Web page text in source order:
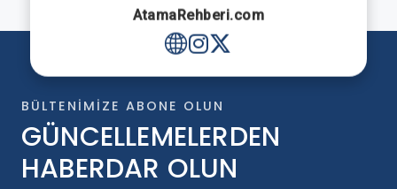
AtamaRehberi.com
BÜLTENIMIZE ABONE OLUN
GÜNCELLEMELERDEN
HABERDAR OLUN